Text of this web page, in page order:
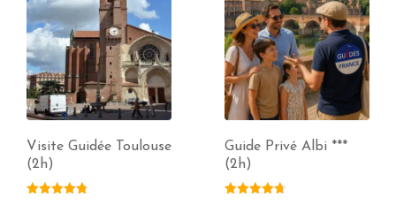
Visite Guidée Toulouse
(2h)
Guide Privé Albi ***
(2h)